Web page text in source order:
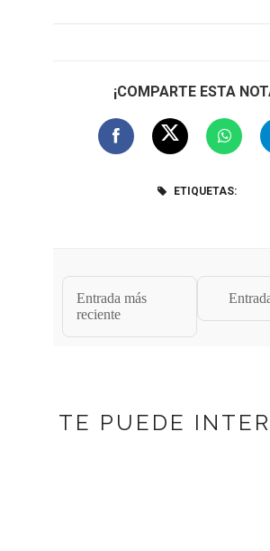
¡COMPARTE ESTA
ETIQUETAS:
Entrada más
reciente
TE PUEDE